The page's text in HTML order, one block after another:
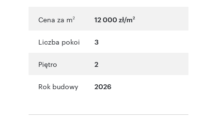
Cena za m2 12 000 zł/m2
Liczba pokoi 3
Piętro 2
Rok budowy 2026